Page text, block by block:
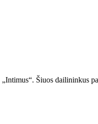
Šiuos dailininkus